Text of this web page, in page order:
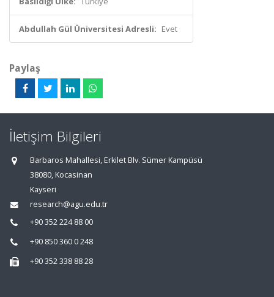
Abdullah Gül Üniversitesi Adresli: Evet
Paylaş
İletişim Bilgileri
Barbaros Mahallesi, Erkilet Blv. Sümer Kampüsü
38080, Kocasinan
Kayseri
research@agu.edu.tr
+90 352 224 88 00
+90 850 360 0 248
+90 352 338 88 28